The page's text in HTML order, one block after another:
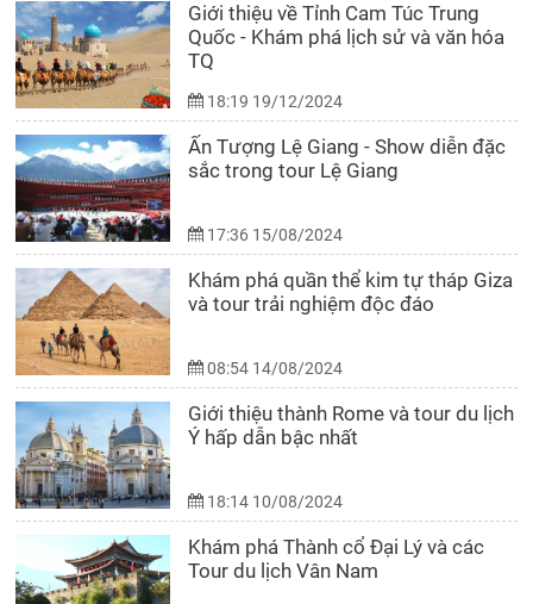
Giới thiệu về Tỉnh Cam Túc Trung
Quốc - Khám phá lịch sử và văn hóa
TQ
18:19 19/12/2024
Ấn Tượng Lệ Giang - Show diễn đặc
sắc trong tour Lệ Giang
17:36 15/08/2024
Khám phá quần thể kim tự tháp Giza
và tour trải nghiệm độc đáo
08:54 14/08/2024
Giới thiệu thành Rome và tour du lịch
Ý hấp dẫn bậc nhất
18:14 10/08/2024
Khám phá Thành cổ Đại Lý và các
Tour du lịch Vân Nam